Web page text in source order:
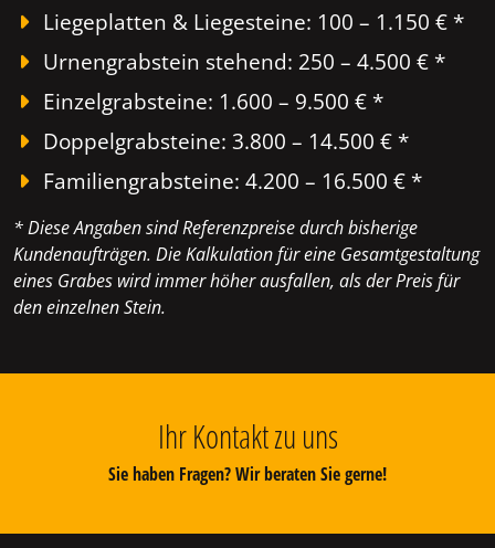
Liegeplatten & Liegesteine: 100 – 1.150 € *
Urnengrabstein stehend: 250 – 4.500 € *
Einzelgrabsteine: 1.600 – 9.500 € *
Doppelgrabsteine: 3.800 – 14.500 € *
Familiengrabsteine: 4.200 – 16.500 € *
* Diese Angaben sind Referenzpreise durch bisherige
Kundenaufträgen. Die Kalkulation für eine Gesamtgestaltung
eines Grabes wird immer höher ausfallen, als der Preis für
den einzelnen Stein.
Ihr Kontakt zu uns
Sie haben Fragen? Wir beraten Sie gerne!